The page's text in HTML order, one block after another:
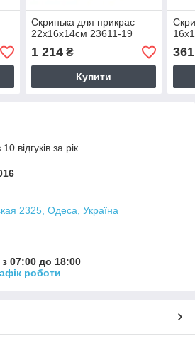
Скринька для прикрас
22х16х14см 23611-19
1 214₴
Купити
361
відгуків за рік
2325, Одеса, Україна
07:00 до 18:00
роботи